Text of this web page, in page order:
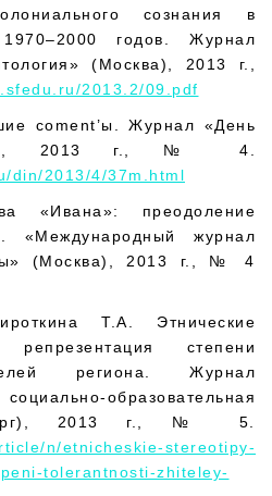
сознания в
1970–2000 годов. Журнал
(Москва), 2013 г.,
2013.2/09.pdf
coment’ы. Журнал «День
2013 г., № 4.
din/2013/4/37m.html
«Ивана»: преодоление
«Международный журнал
(Москва), 2013 г., № 4
Т.А. Этнические
степени
региона. Журнал
образовательная
2013 г., № 5.
n/etnicheskie-stereotipy-
tolerantnosti-zhiteley-